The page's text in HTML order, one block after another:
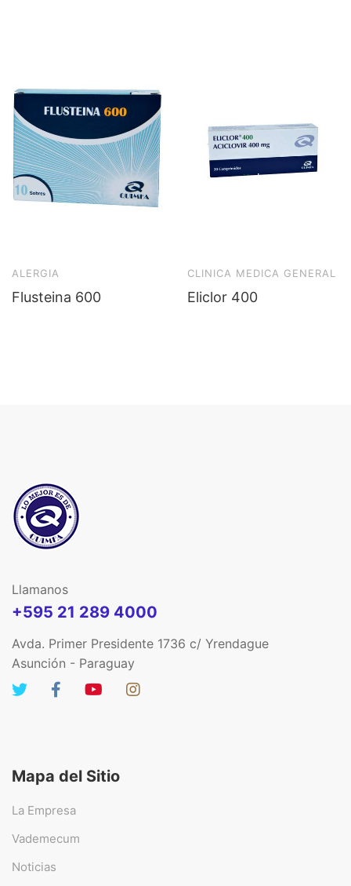
ALERGIA
Flusteina 600
CLINICA MEDICA GENERAL
Eliclor 400
Llamanos
+595 21 289 4000
Avda. Primer Presidente 1736 c/ Yrendague
Asunción - Paraguay
Mapa del Sitio
La Empresa
Vademecum
Noticias